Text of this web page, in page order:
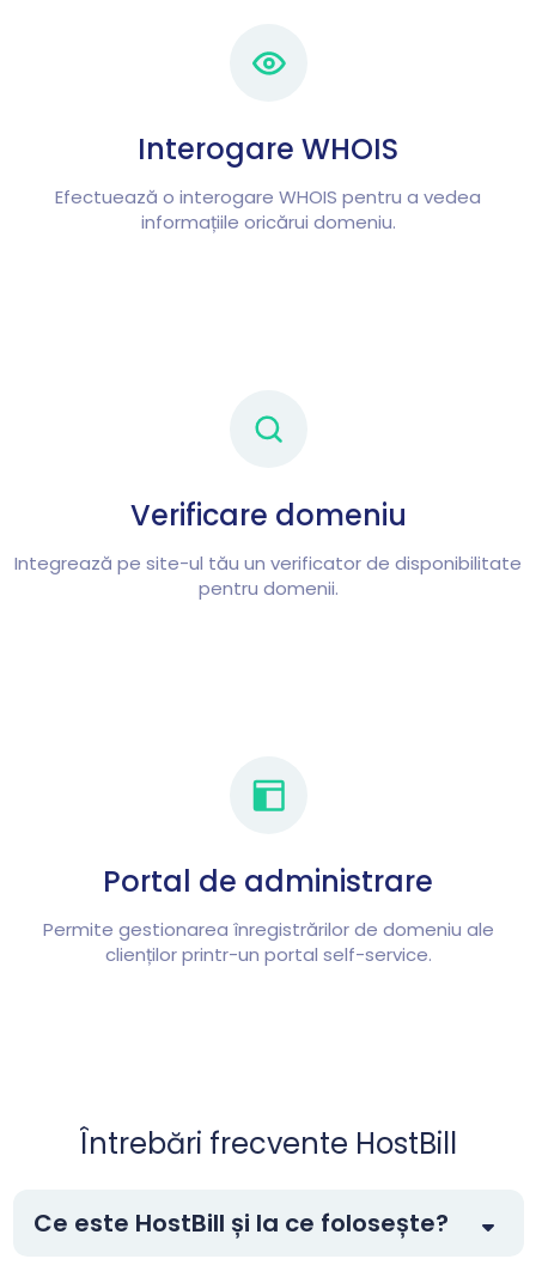
Interogare WHOIS
Efectuează o interogare WHOIS pentru a vedea
informațiile oricărui domeniu.
Verificare domeniu
Integrează pe site-ul tău un verificator de disponibilitate
pentru domenii.
Portal de administrare
Permite gestionarea înregistrărilor de domeniu ale
clienților printr-un portal self-service.
Întrebări frecvente HostBill
Ce este HostBill și la ce folosește?